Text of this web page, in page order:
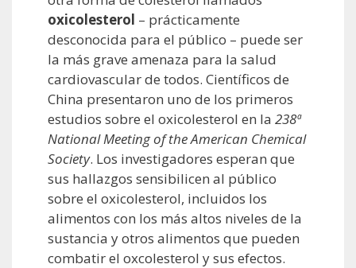
oxicolesterol – prácticamente
desconocida para el público – puede ser
la más grave amenaza para la salud
cardiovascular de todos. Científicos de
China presentaron uno de los primeros
estudios sobre el oxicolesterol en la 238ª
National Meeting of the American Chemical
Society. Los investigadores esperan que
sus hallazgos sensibilicen al público
sobre el oxicolesterol, incluidos los
alimentos con los más altos niveles de la
sustancia y otros alimentos que pueden
combatir el oxcolesterol y sus efectos.